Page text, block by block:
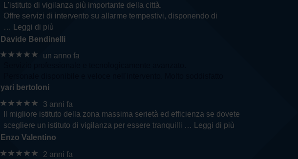
L'istituto di vigilanza più importante della città.
Offre servizi di intervento su allarme tempestivi, disponendo di
… Leggi di più
Davide Bendinelli
★★★★★
un anno fa
yari bertoloni
★★★★★
3 anni fa
Il migliore istituto della zona massima serietà ed efficienza se dovete
scegliere un istituto di vigilanza per essere tranquilli … Leggi di più
Enzo Valentino
★★★★★
2 anni fa